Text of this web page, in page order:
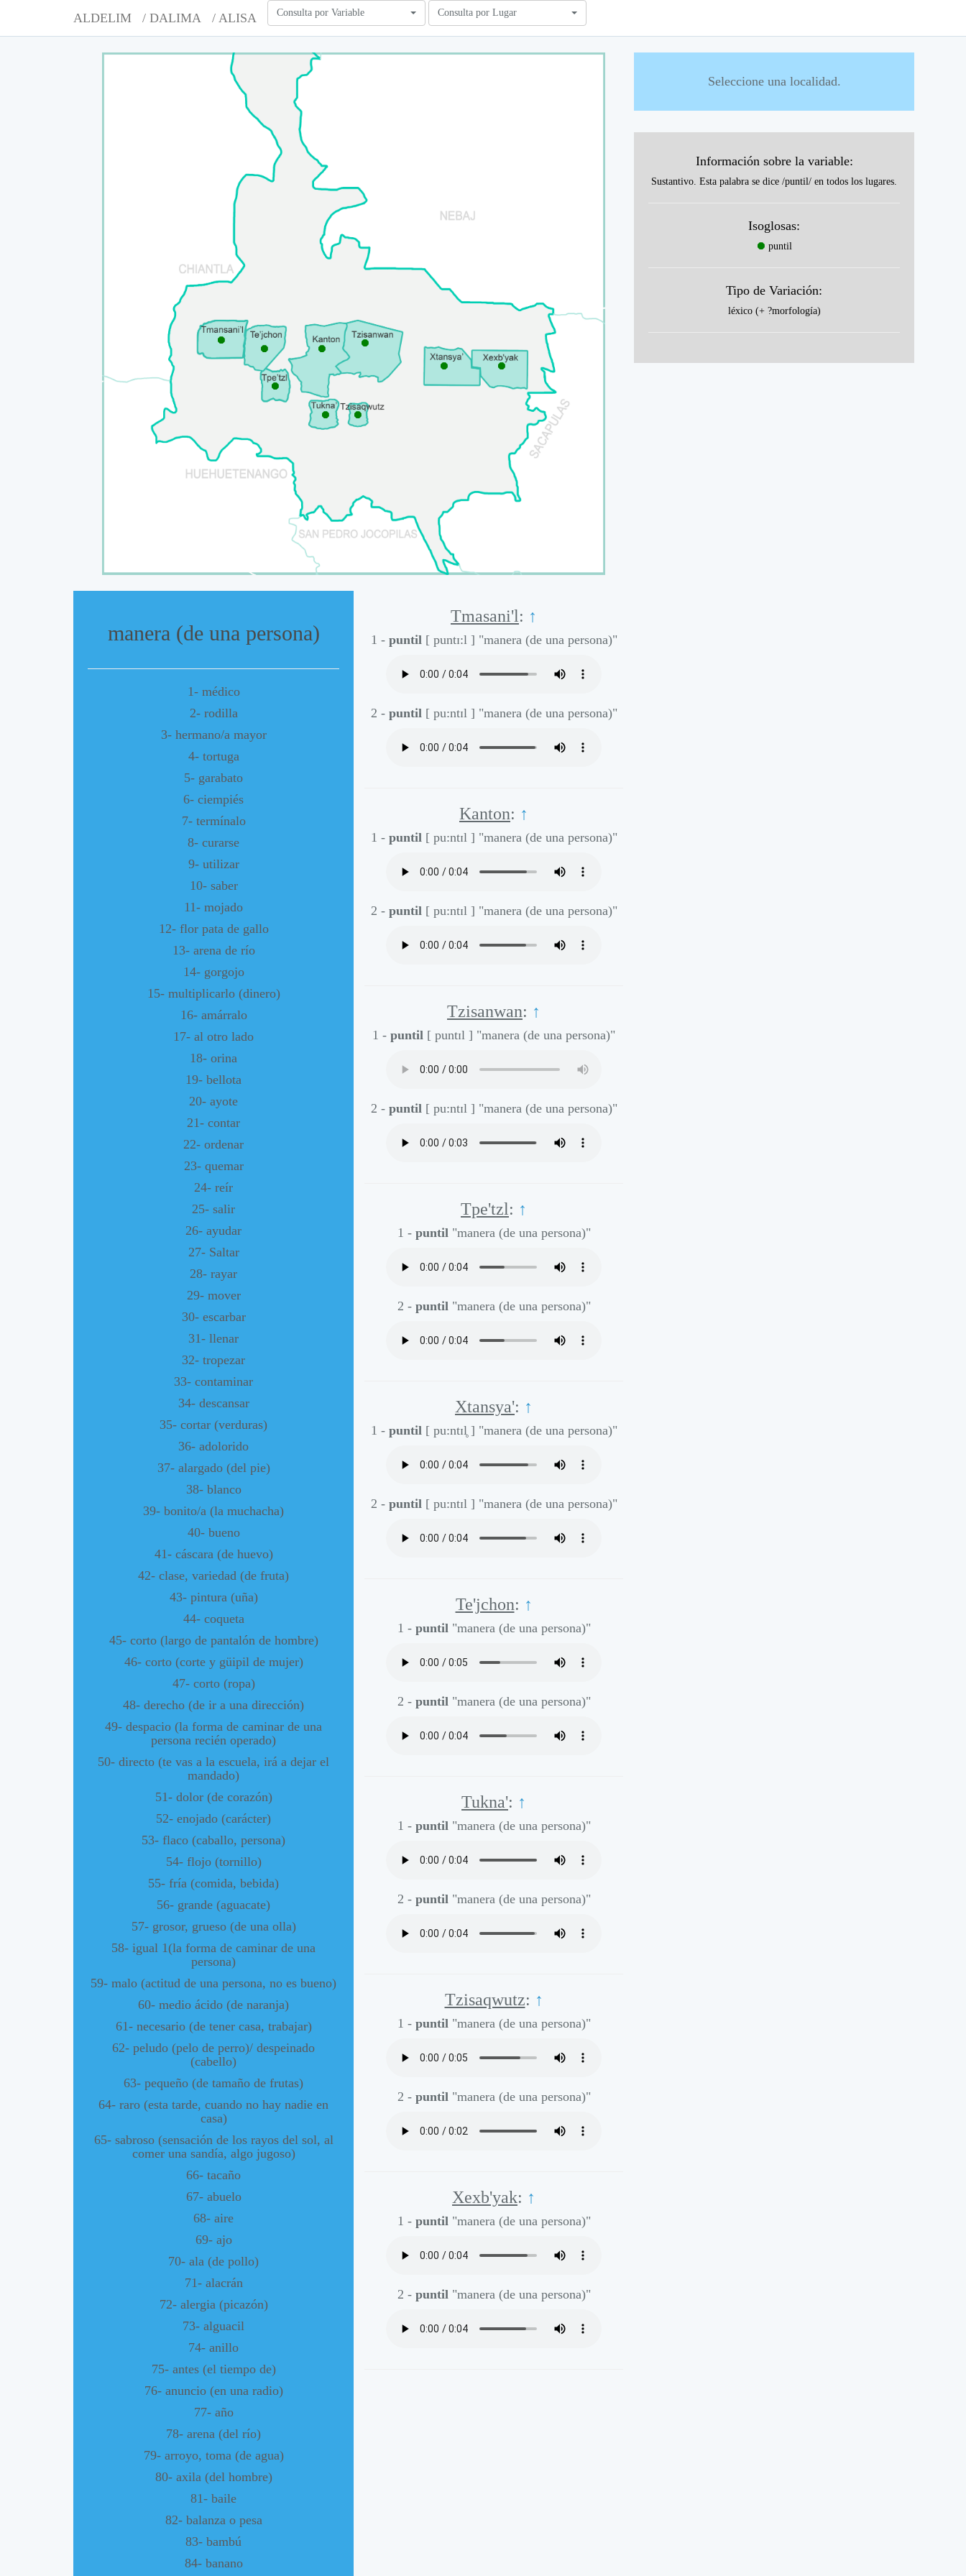
ALDELIM / DALIMA / ALISA Consulta por Variable Consulta por Lugar
⯃
⯃
⯃
⯃
⯃
⯃
⯃ ⯃
⯃
manera (de una persona)
1- médico
2- rodilla
3- hermano/a mayor
4- tortuga
5- garabato
6- ciempiés
7- termínalo
8- curarse
9- utilizar
10- saber
11- mojado
12- flor pata de gallo
13- arena de río
14- gorgojo
15- multiplicarlo (dinero)
16- amárralo
17- al otro lado
18- orina
19- bellota
20- ayote
21- contar
22- ordenar
23- quemar
24- reír
25- salir
26- ayudar
27- Saltar
28- rayar
29- mover
30- escarbar
31- llenar
32- tropezar
33- contaminar
34- descansar
35- cortar (verduras)
36- adolorido
37- alargado (del pie)
38- blanco
39- bonito/a (la muchacha)
40- bueno
41- cáscara (de huevo)
42- clase, variedad (de fruta)
43- pintura (uña)
44- coqueta
45- corto (largo de pantalón de hombre)
46- corto (corte y güipil de mujer)
47- corto (ropa)
48- derecho (de ir a una dirección)
49- despacio (la forma de caminar de una
persona recién operado)
50- directo (te vas a la escuela, irá a dejar el
mandado)
51- dolor (de corazón)
52- enojado (carácter)
53- flaco (caballo, persona)
54- flojo (tornillo)
55- fría (comida, bebida)
56- grande (aguacate)
57- grosor, grueso (de una olla)
58- igual 1(la forma de caminar de una
persona)
59- malo (actitud de una persona, no es bueno)
60- medio ácido (de naranja)
61- necesario (de tener casa, trabajar)
62- peludo (pelo de perro)/ despeinado
(cabello)
63- pequeño (de tamaño de frutas)
64- raro (esta tarde, cuando no hay nadie en
casa)
65- sabroso (sensación de los rayos del sol, al
comer una sandía, algo jugoso)
66- tacaño
67- abuelo
68- aire
69- ajo
70- ala (de pollo)
71- alacrán
72- alergia (picazón)
73- alguacil
74- anillo
75- antes (el tiempo de)
76- anuncio (en una radio)
77- año
78- arena (del río)
79- arroyo, toma (de agua)
80- axila (del hombre)
81- baile
82- balanza o pesa
83- bambú
84- banano
Tmasani'l: ↑
1 - puntil [ puntɪ:l ] "manera (de una persona)"
2 - puntil [ pu:ntɪl ] "manera (de una persona)"
Kanton: ↑
1 - puntil [ pu:ntɪl ] "manera (de una persona)"
2 - puntil [ pu:ntɪl ] "manera (de una persona)"
Tzisanwan: ↑
1 - puntil [ puntɪl ] "manera (de una persona)"
2 - puntil [ pu:ntɪl ] "manera (de una persona)"
Tpe'tzl: ↑
1 - puntil "manera (de una persona)"
2 - puntil "manera (de una persona)"
Xtansya': ↑
1 - puntil [ pu:ntɪl̥ ] "manera (de una persona)"
2 - puntil [ pu:ntɪl ] "manera (de una persona)"
Te'jchon: ↑
1 - puntil "manera (de una persona)"
2 - puntil "manera (de una persona)"
Tukna': ↑
1 - puntil "manera (de una persona)"
2 - puntil "manera (de una persona)"
Tzisaqwutz: ↑
1 - puntil "manera (de una persona)"
2 - puntil "manera (de una persona)"
Xexb'yak: ↑
1 - puntil "manera (de una persona)"
2 - puntil "manera (de una persona)"
Seleccione una localidad.
Información sobre la variable:
Sustantivo. Esta palabra se dice /puntil/ en todos los lugares.
Isoglosas:
⯃ puntil
Tipo de Variación:
léxico (+ ?morfología)